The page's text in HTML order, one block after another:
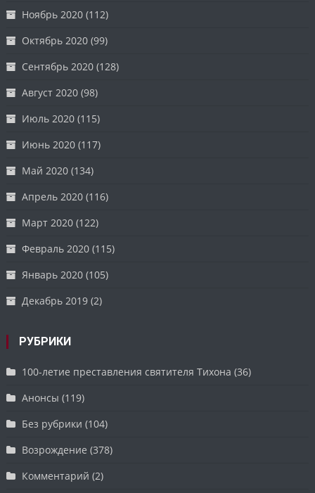
Ноябрь 2020 (112)
Октябрь 2020 (99)
Сентябрь 2020 (128)
Август 2020 (98)
Июль 2020 (115)
Июнь 2020 (117)
Май 2020 (134)
Апрель 2020 (116)
Март 2020 (122)
Февраль 2020 (115)
Январь 2020 (105)
Декабрь 2019 (2)
РУБРИКИ
100-летие преставления святителя Тихона (36)
Анонсы (119)
Без рубрики (104)
Возрождение (378)
Комментарий (2)